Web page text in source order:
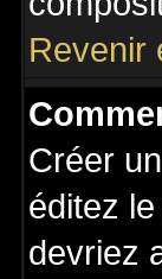
Revenir
Créer
éditez
devriez